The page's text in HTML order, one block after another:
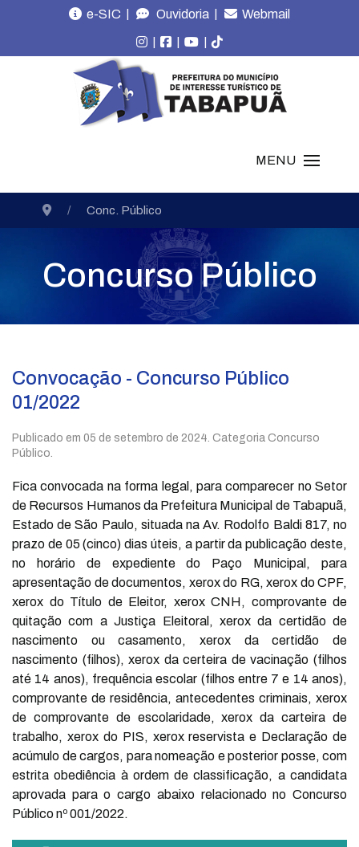
e-SIC | Ouvidoria | Webmail
| | |
MENU
Conc. Público
Concurso Público
Convocação - Concurso Público
01/2022
Publicado em 05 de setembro de 2024 . Categoria Concurso
Público.
Fica convocada na forma legal, para comparecer no Setor
de Recursos Humanos da Prefeitura Municipal de Tabapuã,
Estado de São Paulo, situada na Av. Rodolfo Baldi 817, no
prazo de 05 (cinco) dias úteis, a partir da publicação deste,
no horário de expediente do Paço Municipal, para
apresentação de documentos, xerox do RG, xerox do CPF,
xerox do Título de Eleitor, xerox CNH, comprovante de
quitação com a Justiça Eleitoral, xerox da certidão de
nascimento ou casamento, xerox da certidão de
nascimento (filhos), xerox da certeira de vacinação (filhos
até 14 anos), frequência escolar (filhos entre 7 e 14 anos),
comprovante de residência, antecedentes criminais, xerox
de comprovante de escolaridade, xerox da carteira de
trabalho, xerox do PIS, xerox reservista e Declaração de
acúmulo de cargos, para nomeação e posterior posse, com
estrita obediência à ordem de classificação, a candidata
aprovada para o cargo abaixo relacionado no Concurso
Público nº 001/2022.